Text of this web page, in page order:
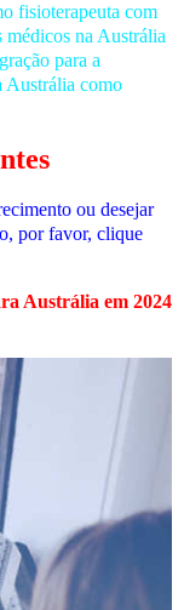
fisioterapeuta com
médicos na Austrália
para a
Austrália como
ou desejar
por favor, clique
Austrália em 2024